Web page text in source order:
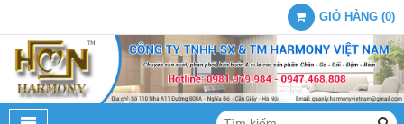
GIỎ HÀNG (0)